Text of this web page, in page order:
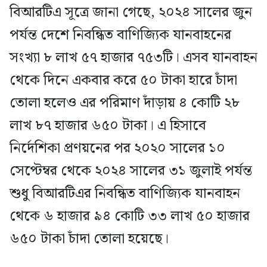
বিআরটিএ সূত্রে জানা গেছে, ২০২৪ সালের জুন
পর্যন্ত দেশে নিবন্ধিত বাণিজ্যিক যানবাহনের
সংখ্যা ৮ লাখ ৫৭ হাজার ৭৫৩টি। এসব যানবাহন
থেকে দিনে একবার করে ৫০ টাকা হারে চাঁদা
তোলা হলেও এর পরিমাণ দাঁড়ায় ৪ কোটি ২৮
লাখ ৮৭ হাজার ৬৫০ টাকা। এ হিসাবে
নির্দেশিকা প্রণয়নের পর ২০২০ সালের ১০
সেপ্টেম্বর থেকে ২০২৪ সালের ৩১ জুলাই পর্যন্ত
শুধু বিআরটিএর নিবন্ধিত বাণিজ্যিক যানবাহন
থেকে ৬ হাজার ৯৪ কোটি ৩৩ লাখ ৫০ হাজার
৬৫০ টাকা চাঁদা তোলা হয়েছে।